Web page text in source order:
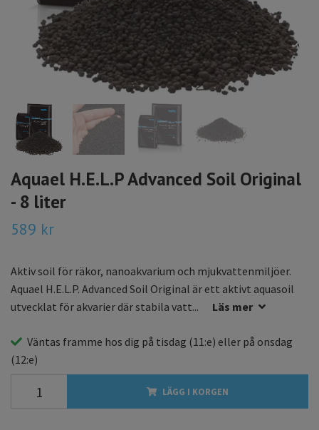
Aquael H.E.L.P Advanced Soil Original
- 8 liter
589 kr
Aktiv soil för räkor, nanoakvarium och mjukvattenmiljöer.
Aquael H.E.L.P. Advanced Soil Original är ett aktivt aquasoil
utvecklat för akvarier där stabila vatt...
Läs mer
Väntas framme hos dig på tisdag (11:e) eller på onsdag
(12:e)
LÄGG I KORGEN